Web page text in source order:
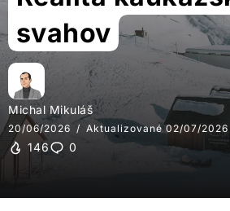
svahov
Michal Mikuláš
20/06/2026 Aktualizované 02/07/2026
146 0